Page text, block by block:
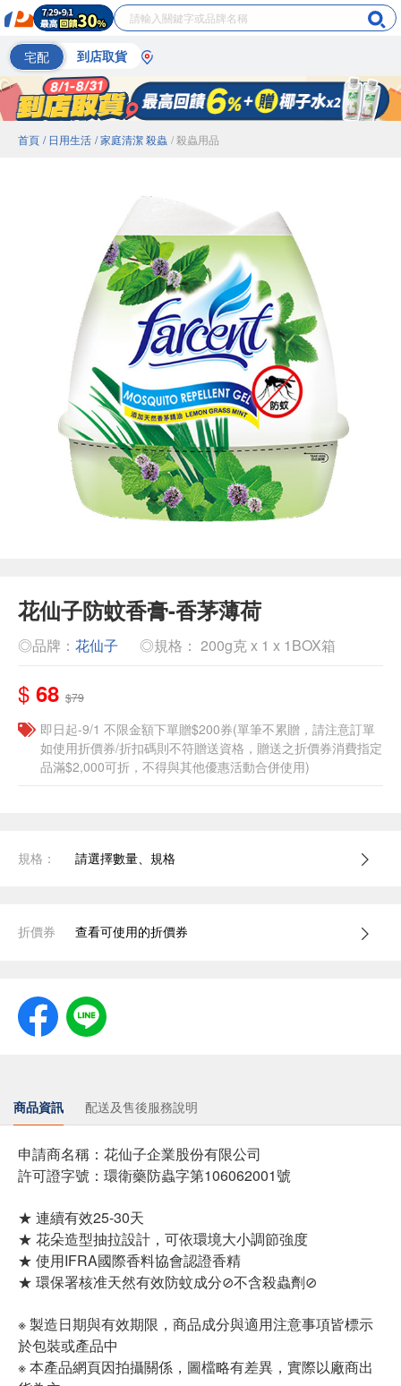
宅配 到店取貨
首頁 / 日用生活 / 家庭清潔 殺蟲 / 殺蟲用品
花仙子防蚊香膏-香茅薄荷
◎品牌： 花仙子 ◎規格： 200g克 x 1 x 1BOX箱
$ 68 $79
即日起-9/1 不限金額下單贈$200券(單筆不累贈，請注意訂單
如使用折價券/折扣碼則不符贈送資格，贈送之折價券消費指定
品滿$2,000可折，不得與其他優惠活動合併使用)
規格： 請選擇數量、規格
折價券 查看可使用的折價券
商品資訊 配送及售後服務說明
申請商名稱：花仙子企業股份有限公司
許可證字號：環衛藥防蟲字第106062001號
★ 連續有效25-30天
★ 花朵造型抽拉設計，可依環境大小調節強度
★ 使用IFRA國際香料協會認證香精
★ 環保署核准天然有效防蚊成分⊘不含殺蟲劑⊘
※ 製造日期與有效期限，商品成分與適用注意事項皆標示
於包裝或產品中
※ 本產品網頁因拍攝關係，圖檔略有差異，實際以廠商出